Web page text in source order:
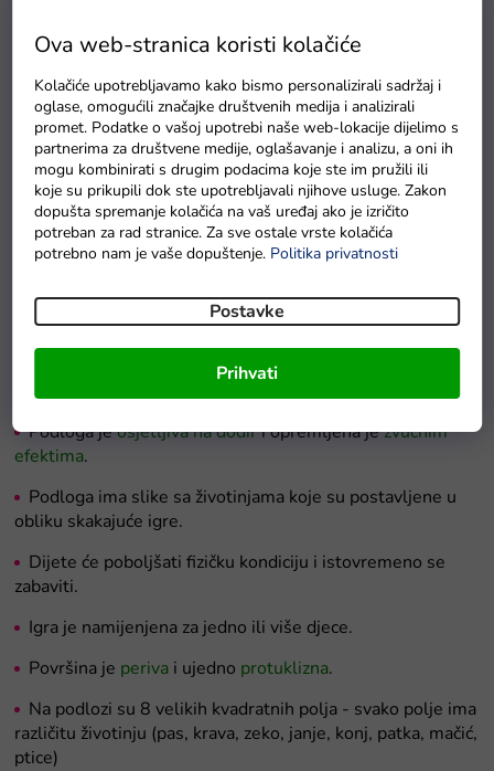
Ova web-stranica koristi kolačiće
Kolačiće upotrebljavamo kako bismo personalizirali sadržaj i
oglase, omogućili značajke društvenih medija i analizirali
promet. Podatke o vašoj upotrebi naše web-lokacije dijelimo s
partnerima za društvene medije, oglašavanje i analizu, a oni ih
mogu kombinirati s drugim podacima koje ste im pružili ili
koje su prikupili dok ste upotrebljavali njihove usluge. Zakon
dopušta spremanje kolačića na vaš uređaj ako je izričito
potreban za rad stranice. Za sve ostale vrste kolačića
potrebno nam je vaše dopuštenje. Politika privatnosti
Postavke
Prihvati
Igra lovljenja ribica rozi
Na zalihama
Detaljan opis proizvoda
Multifunkcionalna podloga, koja privlači djecu svojim
izgledom i funkcijama.
Podloga jeosjetljiva na dodiri opremljena jezvučnim
efektima.
Podloga ima slike sa životinjama koje su postavljene u
obliku skakajuće igre.
Dijete će poboljšati fizičku kondiciju i istovremeno se
zabaviti.
Igra je namijenjena za jedno ili više djece.
Površina je periva i ujedno protuklizna.
Na podlozi su 8 velikih kvadratnih polja - svako polje ima
različitu životinju (pas, krava, zeko, janje, konj, patka, mačić,
ptice)